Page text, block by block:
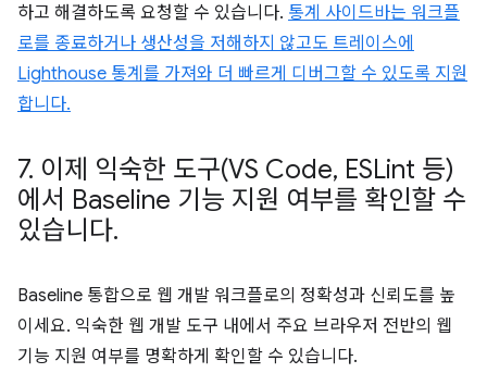
하고 해결하도록 요청할 수 있습니다. 통계 사이드바는 워크플
로를 종료하거나 생산성을 저해하지 않고도 트레이스에
Lighthouse 통계를 가져와 더 빠르게 디버그할 수 있도록 지원
합니다.
7. 이제 익숙한 도구(VS Code, ESLint 등)
에서 Baseline 기능 지원 여부를 확인할 수
있습니다.
Baseline 통합으로 웹 개발 워크플로의 정확성과 신뢰도를 높
이세요. 익숙한 웹 개발 도구 내에서 주요 브라우저 전반의 웹
기능 지원 여부를 명확하게 확인할 수 있습니다.